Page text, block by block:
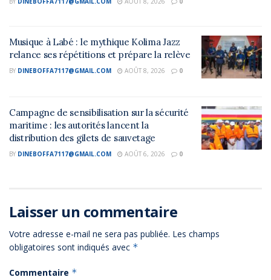
Musique à Labé : le mythique Kolima Jazz
relance ses répétitions et prépare la relève
BY DINEBOFFA7117@GMAIL.COM AOÛT 8, 2026 0
Campagne de sensibilisation sur la sécurité
maritime : les autorités lancent la
distribution des gilets de sauvetage
BY DINEBOFFA7117@GMAIL.COM AOÛT 6, 2026 0
Laisser un commentaire
Votre adresse e-mail ne sera pas publiée. Les champs
obligatoires sont indiqués avec *
Commentaire *